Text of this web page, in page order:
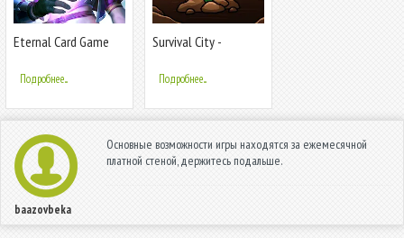
Eternal Card Game
Подробнее...
Survival City -
Подробнее...
baazovbeka
Основные возможности игры находятся за ежемесячной
платной стеной, держитесь подальше.